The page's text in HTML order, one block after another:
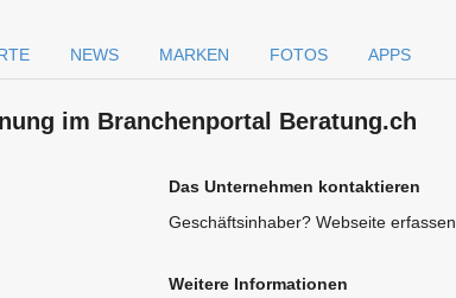
NEWS MARKEN FOTOS APPS
im Branchen­portal Beratung.ch
Das Unternehmen kontaktieren
Geschäftsinhaber? Webseite erfassen
Weitere Informationen